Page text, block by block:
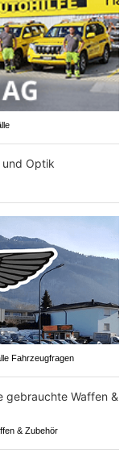
Fahrzeugfragen
& Zubehör